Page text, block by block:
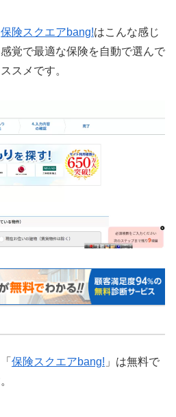
保険スクエアbang!はこんな感じ
覚で最適な保険を自動で選んで
スメです。
保険スクエアbang! 」は無料で